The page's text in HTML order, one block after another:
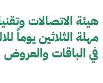
هيئة الاتصالات
مهلة الثلاثين يوماً
في الباقات والعروض